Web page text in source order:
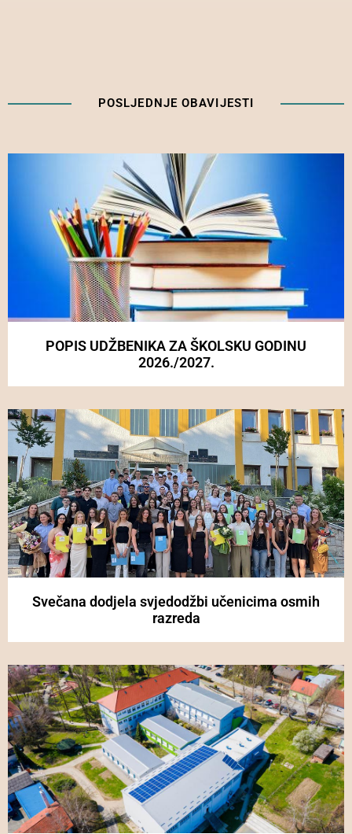
POSLJEDNJE OBAVIJESTI
POPIS UDŽBENIKA ZA ŠKOLSKU GODINU
2026./2027.
Svečana dodjela svjedodžbi učenicima osmih
razreda